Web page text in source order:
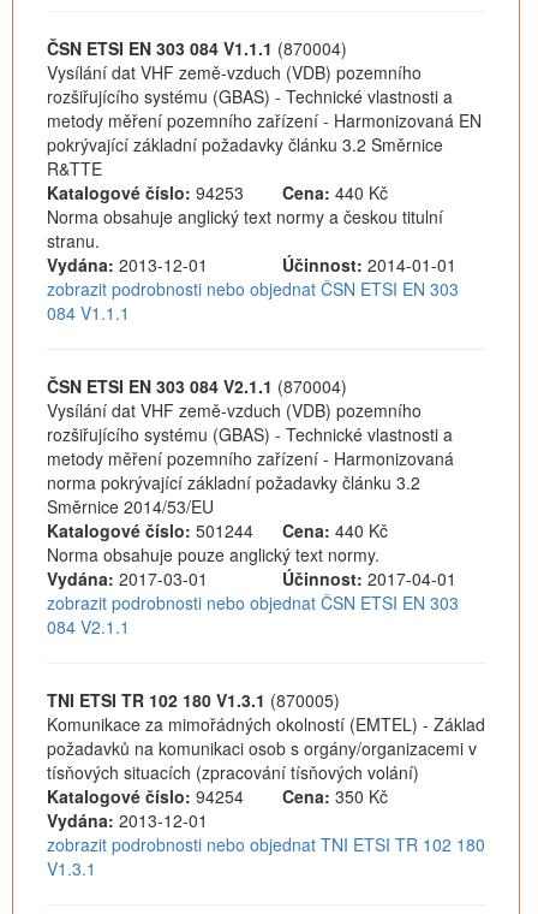
ČSN ETSI EN 303 084 V1.1.1 (870004)
Vysílání dat VHF země-vzduch (VDB) pozemního
rozšiřujícího systému (GBAS) - Technické vlastnosti a
metody měření pozemního zařízení - Harmonizovaná EN
pokrývající základní požadavky článku 3.2 Směrnice
R&TTE
Katalogové číslo: 94253 Cena: 440 Kč
Norma obsahuje anglický text normy a českou titulní
stranu.
Vydána: 2013-12-01 Účinnost: 2014-01-01
zobrazit podrobnosti nebo objednat ČSN ETSI EN 303
084 V1.1.1
ČSN ETSI EN 303 084 V2.1.1 (870004)
Vysílání dat VHF země-vzduch (VDB) pozemního
rozšiřujícího systému (GBAS) - Technické vlastnosti a
metody měření pozemního zařízení - Harmonizovaná
norma pokrývající základní požadavky článku 3.2
Směrnice 2014/53/EU
Katalogové číslo: 501244 Cena: 440 Kč
Norma obsahuje pouze anglický text normy.
Vydána: 2017-03-01 Účinnost: 2017-04-01
zobrazit podrobnosti nebo objednat ČSN ETSI EN 303
084 V2.1.1
TNI ETSI TR 102 180 V1.3.1 (870005)
Komunikace za mimořádných okolností (EMTEL) - Základ
požadavků na komunikaci osob s orgány/organizacemi v
tísňových situacích (zpracování tísňových volání)
Katalogové číslo: 94254 Cena: 350 Kč
Vydána: 2013-12-01
zobrazit podrobnosti nebo objednat TNI ETSI TR 102 180
V1.3.1